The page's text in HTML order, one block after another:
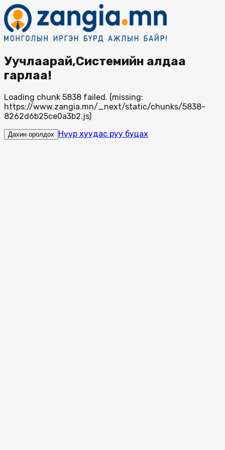
Уучлаарай,Системийн алдаа
гарлаа!
Loading chunk 5838 failed. (missing:
https://www.zangia.mn/_next/static/chunks/5838-
8262d6b25ce0a3b2.js)
Дахин оролдох Нүүр хуудас руу буцах